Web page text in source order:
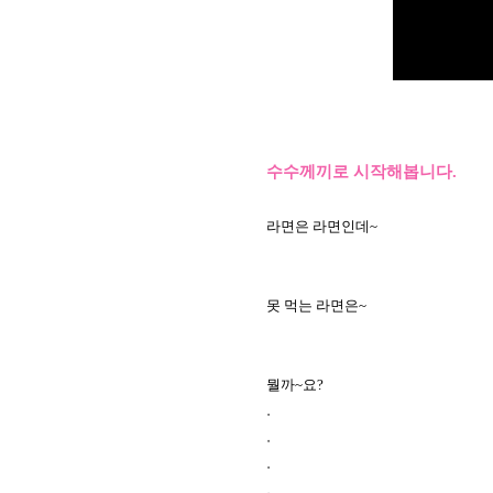
수수께끼로 시작해봅니다.
라면은 라면인데~
못 먹는 라면은~
뭘까~요?
.
.
.